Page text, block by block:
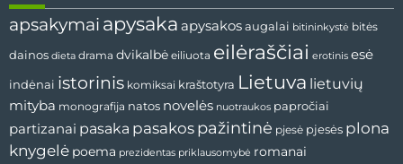
apsakymai apysaka apysakos augalai bitininkystė bitės
dainos dieta drama dvikalbė eiliuota eilėraščiai erotinis esė
indėnai istorinis komiksai kraštotyra Lietuva lietuvių
mityba monografija natos novelės nuotraukos papročiai
partizanai pasaka pasakos pažintinė pjesė pjesės plona
knygelė poema prezidentas priklausomybė romanai